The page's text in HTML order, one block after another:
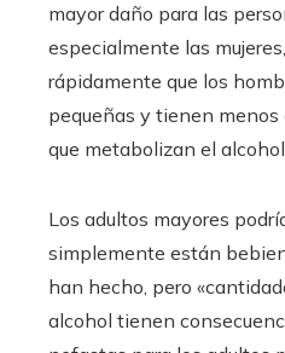
mayor daño para las
especialmente las
rápidamente que los
pequeñas y tienen
que metabolizan el
Los adultos mayores
simplemente están
han hecho, pero
alcohol tienen